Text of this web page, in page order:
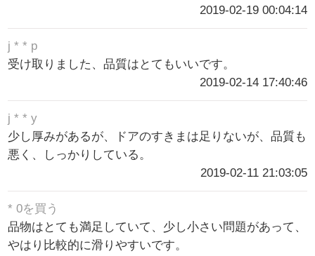
2019-02-19 00:04:14
j * * p
受け取りました、品質はとてもいいです。
2019-02-14 17:40:46
j * * y
少し厚みがあるが、ドアのすきまは足りないが、品質も
悪く、しっかりしている。
2019-02-11 21:03:05
* 0を買う
品物はとても満足していて、少し小さい問題があって、
やはり比較的に滑りやすいです。